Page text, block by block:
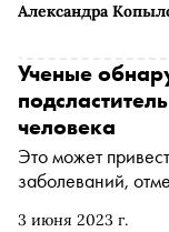
Александра
3 июня 2023 г.
Ученые
человека
Это может
заболеваний,